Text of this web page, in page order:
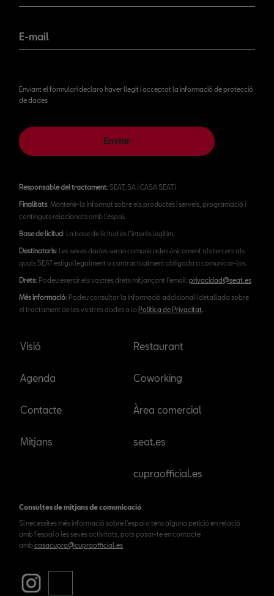
E-mail
Enviant el formulari declaro haver llegit i acceptat la informació de protecció
de dades
Enviar
Responsable del tractament: SEAT, SA (CASA SEAT)
Finalitats: Mantenir-lo informat sobre els productes i serveis, programació i
continguts relacionats amb l'espai.
Base de licitud: La base de licitud és l’interès legítim.
Destinataris: Les seves dades seran comunicades únicament als tercers als
quals SEAT estigui legalment o contractualment obligada a comunicar-los.
Drets: Podeu exercir els vostres drets mitjançant l'email: privacidad@seat.es
Més informació: Podeu consultar la informació addicional i detallada sobre
el tractament de les vostres dades a la Política de Privacitat.
Visió
Agenda
Contacte
Mitjans
Restaurant
Coworking
Àrea comercial
seat.es
cupraofficial.es
Consultes de mitjans de comunicació
Si necessites més informació sobre l'espai o tens alguna petició en relació
amb l'espai o les seves activitats, pots posar-te en contacte
amb casacupra@cupraofficial.es